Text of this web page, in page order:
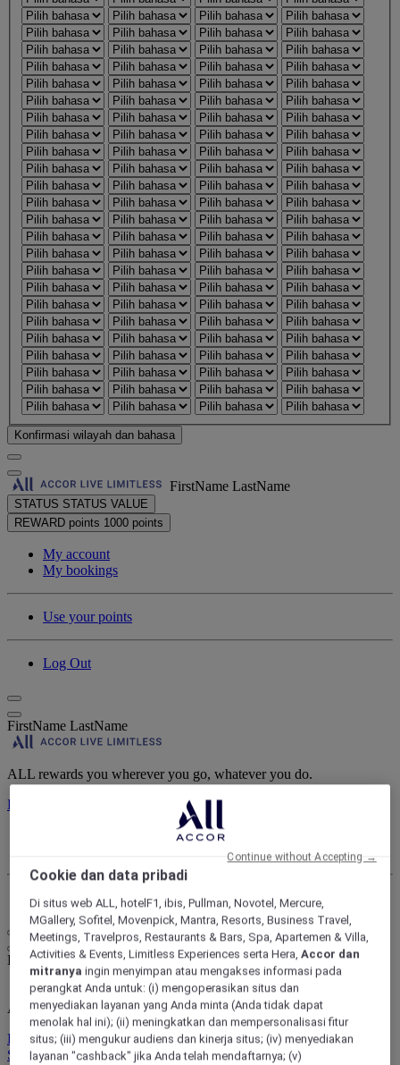
Konfirmasi wilayah dan bahasa
FirstName LastName
STATUS STATUS VALUE
REWARD points 1000 points
My account
My bookings
Use your points
Log Out
FirstName LastName
ALL rewards you wherever you go, whatever you do.
Discover the Program
Log Out
Life styled your way
ALL rewards you wherever you go, whatever you do.
Discover the Program
Sign In
Cookie dan data pribadi
Di situs web ALL, hotelF1, ibis, Pullman, Novotel, Mercure,
MGallery, Sofitel, Movenpick, Mantra, Resorts, Business Travel,
Meetings, Travelpros, Restaurants & Bars, Spa, Apartemen & Villa,
Activities & Events, Limitless Experiences serta Hera,Accor dan
mitranya ingin menyimpan atau mengakses informasi pada
perangkat Anda untuk: (i) mengoperasikan situs dan
menyediakan layanan yang Anda minta (Anda tidak dapat
menolak hal ini); (ii) meningkatkan dan mempersonalisasi fitur
situs; (iii) mengukur audiens dan kinerja situs; (iv) menyediakan
layanan "cashback" jika Anda telah mendaftarnya; (v)
Continue without Accepting →